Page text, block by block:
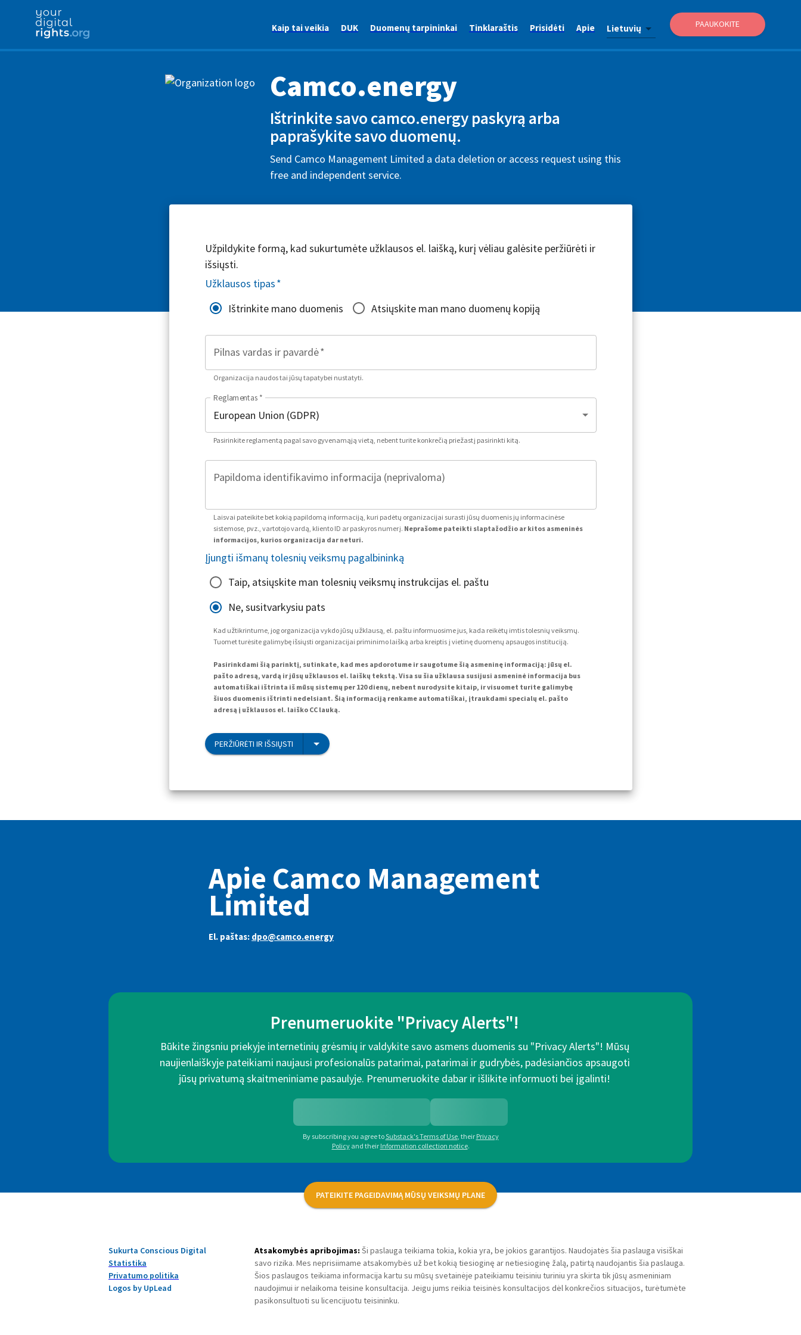
Kaip tai veikia DUK Duomenų tarpininkai Tinklaraštis Prisidėti Apie Lietuvių PAAUKOKITE
Camco.energy
Ištrinkite savo camco.energy paskyrą arba
paprašykite savo duomenų.
Send Camco Management Limited a data deletion or access request using this
free and independent service.
Užpildykite formą, kad sukurtumėte užklausos el. laišką, kurį vėliau galėsite peržiūrėti ir
išsiųsti.
Užklausos tipas*
Ištrinkite mano duomenis
Atsiųskite man mano duomenų kopiją
Pilnas vardas ir pavardė*
Organizacija naudos tai jūsų tapatybei nustatyti.
Reglamentas *
Pasirinkite reglamentą pagal savo gyvenamąją vietą, nebent turite konkrečią priežastį pasirinkti kitą.
Papildoma identifikavimo informacija (neprivaloma)
Laisvai pateikite bet kokią papildomą informaciją, kuri padėtų organizacijai surasti jūsų duomenis jų informacinėse
sistemose, pvz., vartotojo vardą, kliento ID ar paskyros numerį. Neprašome pateikti slaptažodžio ar kitos asmeninės
informacijos, kurios organizacija dar neturi.
Įjungti išmanų tolesnių veiksmų pagalbininką
Taip, atsiųskite man tolesnių veiksmų instrukcijas el. paštu
Ne, susitvarkysiu pats
Kad užtikrintume, jog organizacija vykdo jūsų užklausą, el. paštu informuosime jus, kada reikėtų imtis tolesnių veiksmų.
Tuomet turėsite galimybę išsiųsti organizacijai priminimo laišką arba kreiptis į vietinę duomenų apsaugos instituciją.
Pasirinkdami šią parinktį, sutinkate, kad mes apdorotume ir saugotume šią asmeninę informaciją: jūsų el.
pašto adresą, vardą ir jūsų užklausos el. laiškų tekstą. Visa su šia užklausa susijusi asmeninė informacija bus
automatiškai ištrinta iš mūsų sistemų per 120 dienų, nebent nurodysite kitaip, ir visuomet turite galimybę
šiuos duomenis ištrinti nedelsiant. Šią informaciją renkame automatiškai, įtraukdami specialų el. pašto
adresą į užklausos el. laiško CC lauką.
PERŽIŪRĖTI IR IŠSIŲSTI
Apie Camco Management
Limited
El. paštas: dpo@camco.energy
Prenumeruokite "Privacy Alerts"!
Būkite žingsniu priekyje internetinių grėsmių ir valdykite savo asmens duomenis su "Privacy Alerts"! Mūsų
naujienlaiškyje pateikiami naujausi profesionalūs patarimai, patarimai ir gudrybės, padėsiančios apsaugoti
jūsų privatumą skaitmeniniame pasaulyje. Prenumeruokite dabar ir išlikite informuoti bei įgalinti!
By subscribing you agree toSubstack's Terms of Use, their Privacy
Policy and their Information collection notice.
PATEIKITE PAGEIDAVIMĄ MŪSŲ VEIKSMŲ PLANE
Sukurta Conscious Digital
Statistika
Privatumo politika
Logos by UpLead
Atsakomybės apribojimas: Ši paslauga teikiama tokia, kokia yra, be jokios garantijos. Naudojatės šia paslauga visiškai
savo rizika. Mes neprisiimame atsakomybės už bet kokią tiesioginę ar netiesioginę žalą, patirtą naudojantis šia paslauga.
Šios paslaugos teikiama informacija kartu su mūsų svetainėje pateikiamu teisiniu turiniu yra skirta tik jūsų asmeniniam
naudojimui ir nelaikoma teisine konsultacija. Jeigu jums reikia teisinės konsultacijos dėl konkrečios situacijos, turėtumėte
pasikonsultuoti su licencijuotu teisininku.